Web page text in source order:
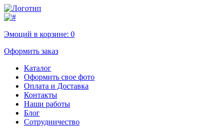
Эмоций в корзине: 0
Оформить заказ
Каталог
Оформить свое фото
Оплата и Доставка
Контакты
Наши работы
Блог
Сотрудничество